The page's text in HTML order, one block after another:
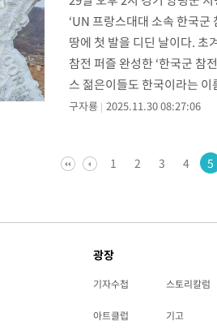
‘UN 프랑스대대 소속 한국
땅에 첫 발을 디딘 날이다.
참전 퍼즐 완성한 ‘한국군 참
스 젊은이들도 한국이라는
구자룡 2025.11.30 08:27:06
1 2 3 4 5
광장
기자수첩 스토리칼럼
아트클럽 기고